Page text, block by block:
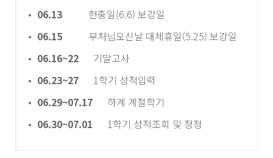
06.13
현충일(6.6) 보강일
06.15
부처님오신날 대체휴일(5.25) 보강일
06.16~22
기말고사
06.23~27
1학기 성적입력
06.29~07.17
하계 계절학기
06.30~07.01
1학기 성적조회 및 정정